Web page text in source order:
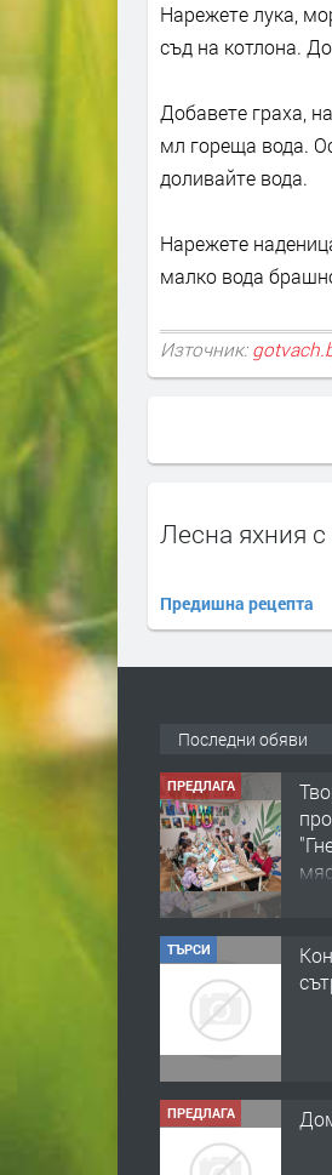
Нарежете лука,
съд на котлона.
Добавете граха,
мл гореща вода.
доливайте вода.
Нарежете
малко вода
Източник:
Лесна яхния
Предишна рецепта
Последни обяви
ТЪРСИ
ПРЕДЛАГА
ПРЕДЛАГА